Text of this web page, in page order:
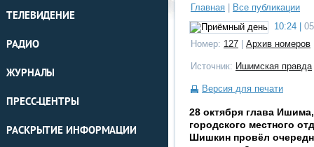
ТЕЛЕВИДЕНИЕ
РАДИО
ЖУРНАЛЫ
ПРЕСС-ЦЕНТРЫ
РАСКРЫТИЕ ИНФОРМАЦИИ
Главная
Все публикации
10:24 |
Номер: 127 Архив номеров
Источник: Ишимская правда
Версия для печати
28 октября глава
городского местного
Шишкин провёл